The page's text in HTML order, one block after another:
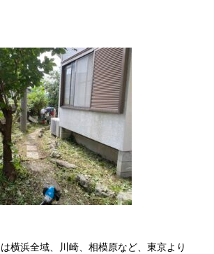
横浜全域、川崎、相模原など、東京より